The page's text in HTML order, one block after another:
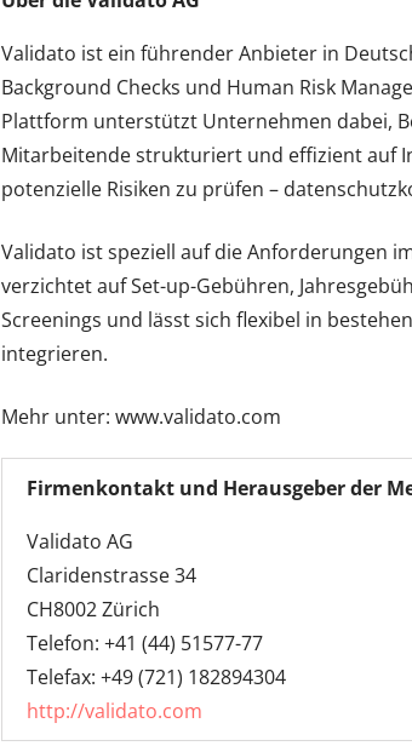
Validato ist ein führender Anbieter in
Background Checks und Human Risk
Plattform unterstützt Unternehmen dabei,
Mitarbeitende strukturiert und effizient auf
potenzielle Risiken zu prüfen –
Validato ist speziell auf die Anforderungen
verzichtet auf Set-up-Gebühren,
Screenings und lässt sich flexibel in
integrieren.
Mehr unter: www.validato.com
Firmenkontakt und Herausgeber der
Validato AG
Claridenstrasse 34
CH8002 Zürich
Telefon: +41 (44) 51577-77
Telefax: +49 (721) 182894304
http://validato.com